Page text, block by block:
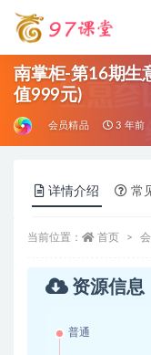
南掌柜-第16期生
值999元)
会员精品 3 年前
详情介绍 常
当前位置： 首页
资源信息
普通